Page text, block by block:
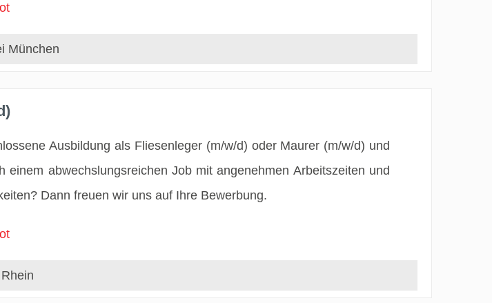
München
Ausbildung als Fliesenleger (m/w/d) oder Maurer (m/w/d) und
einem abwechslungsreichen Job mit angenehmen Arbeitszeiten und
Dann freuen wir uns auf Ihre Bewerbung.